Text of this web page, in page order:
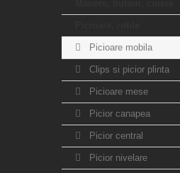
Picioare mobila
Clips si picior plinta
Picioare mese
Picior canapea
Picior central
Picior nivelare